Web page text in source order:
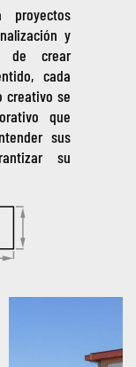
proyectos
y
de crear
cada
creativo se
que
sus
su